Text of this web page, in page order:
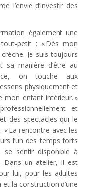
l’envie d’investir des
également une
petit : « Dès mon
Je suis toujours
manière d’être au
on touche aux
physiquement et
mon enfant intérieur. »
et
des spectacles qui le
La rencontre avec les
l’un des temps forts
se sentir disponible à
Dans un atelier, il est
lui, pour les adultes
la construction d’une